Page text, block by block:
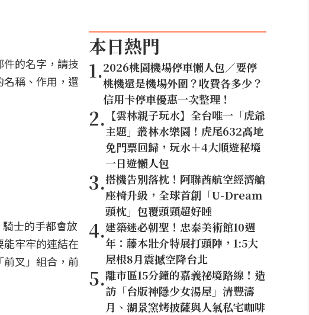
的名字，請技
稱、作用，還
士的手都會放
牢牢的連結在
叉」組合，前
本日熱門
1.2026桃園機場停車懶人包／要停
桃機還是機場外圍？收費各多少？
信用卡停車優惠一次整理！
2. 【雲林親子玩水】全台唯一「虎爺
主題」叢林水樂園！虎尾632高地
免門票回歸，玩水＋4大順遊秘境
一日遊懶人包
3.搭機告別落枕！阿聯酋航空經濟艙
座椅升級，全球首創「U-Dream
頭枕」包覆頭頸超好睡
4.建築迷必朝聖！忠泰美術館10週
年：藤本壯介特展打頭陣，1:5大
屋根8月震撼空降台北
5.離市區15分鐘的嘉義祕境路線！造
訪「台版神隱少女湯屋」清豐濤
月、湖景窯烤披薩與人氣私宅咖啡